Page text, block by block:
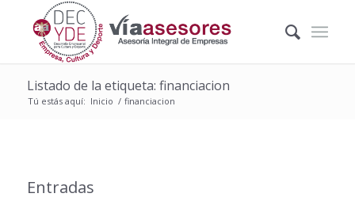
Listado de la etiqueta: financiacion
Tú estás aquí: Inicio / financiacion
Entradas